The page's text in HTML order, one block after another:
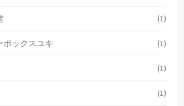
(1)
ボックスユキ (1)
(1)
(1)